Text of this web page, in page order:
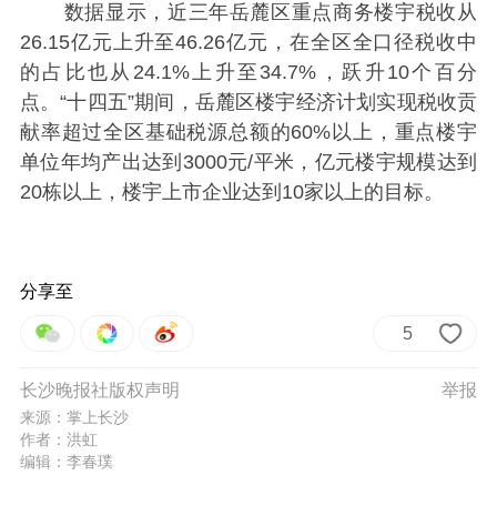
数据显示，近三年岳麓区重点商务楼宇税收从
26.15亿元上升至46.26亿元，在全区全口径税收中
的占比也从24.1%上升至34.7%，跃升10个百分
点。“十四五”期间，岳麓区楼宇经济计划实现税收贡
献率超过全区基础税源总额的60%以上，重点楼宇
单位年均产出达到3000元/平米，亿元楼宇规模达到
20栋以上，楼宇上市企业达到10家以上的目标。
分享至
5
举报
长沙晚报社版权声明
来源：掌上长沙
作者：洪虹
编辑：李春璞